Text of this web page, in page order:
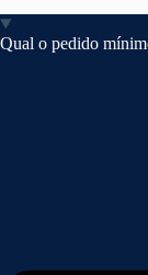
Qual o pedido